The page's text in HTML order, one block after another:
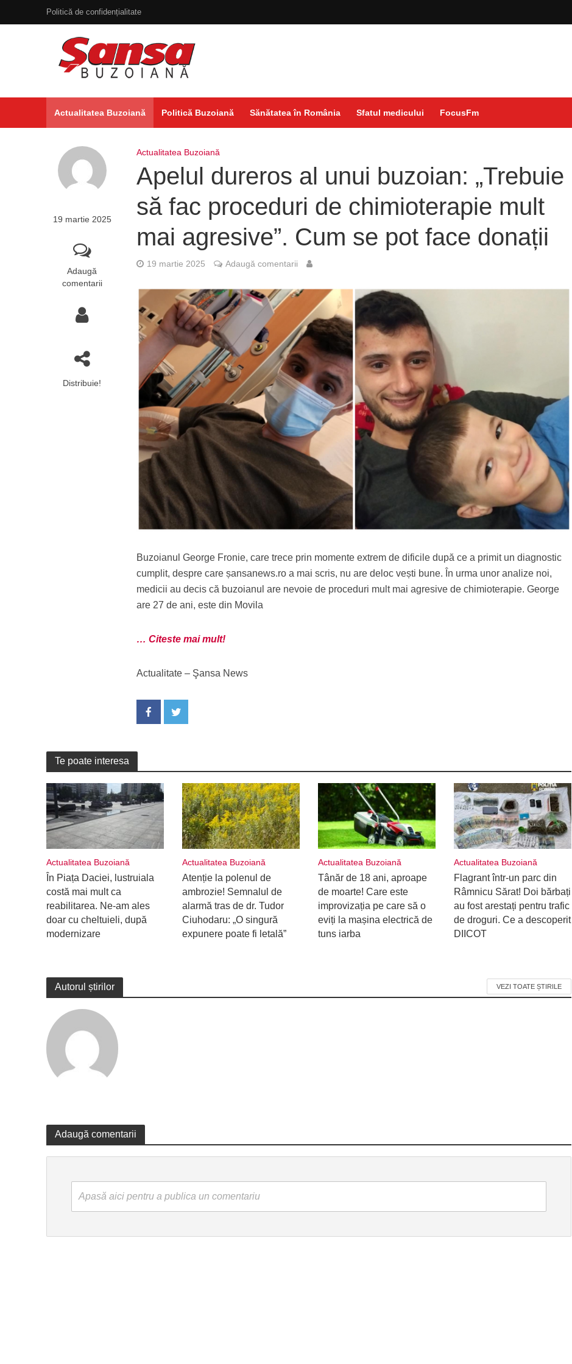
Politică de confidențialitate
Actualitatea Buzoiană Politică Buzoiană Sănătatea în România Sfatul medicului FocusFm
19 martie 2025
Adaugă
comentarii
Distribuie!
Actualitatea Buzoiană
Apelul dureros al unui buzoian: „Trebuie
să fac proceduri de chimioterapie mult
mai agresive”. Cum se pot face donații
19 martie 2025 Adaugă comentarii
Buzoianul George Fronie, care trece prin momente extrem de dificile după ce a primit un diagnostic
cumplit, despre care șansanews.ro a mai scris, nu are deloc vești bune. În urma unor analize noi,
medicii au decis că buzoianul are nevoie de proceduri mult mai agresive de chimioterapie. George
are 27 de ani, este din Movila
… Citeste mai mult!
Actualitate – Şansa News
Te poate interesa
Actualitatea Buzoiană
În Piața Daciei, lustruiala
costă mai mult ca
reabilitarea. Ne-am ales
doar cu cheltuieli, după
modernizare
Actualitatea Buzoiană
Atenție la polenul de
ambrozie! Semnalul de
alarmă tras de dr. Tudor
Ciuhodaru: „O singură
expunere poate fi letală”
Actualitatea Buzoiană
Tânăr de 18 ani, aproape
de moarte! Care este
improvizația pe care să o
eviți la mașina electrică de
tuns iarba
Actualitatea Buzoiană
Flagrant într-un parc din
Râmnicu Sărat! Doi bărbați
au fost arestați pentru trafic
de droguri. Ce a descoperit
DIICOT
Autorul știrilor VEZI TOATE ȘTIRILE
Adaugă comentarii
Apasă aici pentru a publica un comentariu